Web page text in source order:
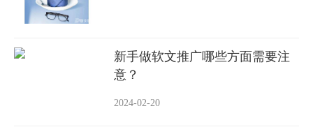
新手做软文推广哪些方面需要注
意？
2024-02-20